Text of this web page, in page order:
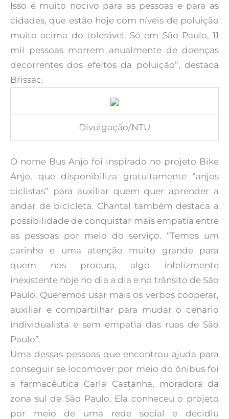
Isso é muito nocivo para as pessoas e para as
cidades, que estão hoje com níveis de poluição
muito acima do tolerável. Só em São Paulo, 11
mil pessoas morrem anualmente de doenças
decorrentes dos efeitos da poluição”, destaca
Brissac.
Divulgação/NTU
O nome Bus Anjo foi inspirado no projeto Bike
Anjo, que disponibiliza gratuitamente “anjos
ciclistas” para auxiliar quem quer aprender a
andar de bicicleta. Chantal também destaca a
possibilidade de conquistar mais empatia entre
as pessoas por meio do serviço. “Temos um
carinho e uma atenção muito grande para
quem nos procura, algo infelizmente
inexistente hoje no dia a dia e no trânsito de São
Paulo. Queremos usar mais os verbos cooperar,
auxiliar e compartilhar para mudar o cenário
individualista e sem empatia das ruas de São
Paulo”.
Uma dessas pessoas que encontrou ajuda para
conseguir se locomover por meio do ônibus foi
a farmacêutica Carla Castanha, moradora da
zona sul de São Paulo. Ela conheceu o projeto
por meio de uma rede social e decidiu